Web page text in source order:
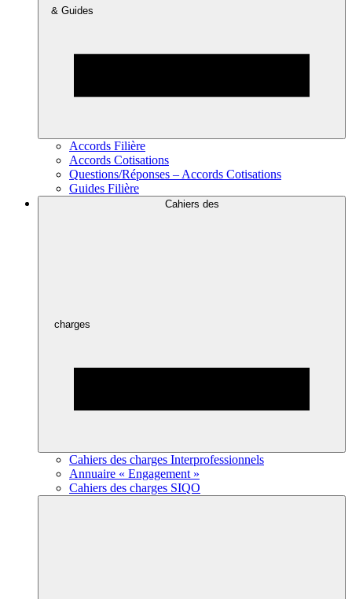
& Guides
Accords Filière
Accords Cotisations
Questions/Réponses – Accords Cotisations
Guides Filière
Cahiers des
charges
Cahiers des charges Interprofessionnels
Annuaire « Engagement »
Cahiers des charges SIQO